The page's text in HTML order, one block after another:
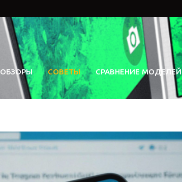
ОБЗОРЫ СОВЕТЫ СРАВНЕНИЕ МОДЕЛЕЙ